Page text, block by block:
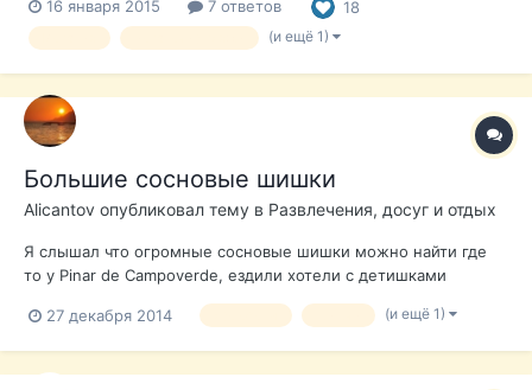
16 января 2015 7 ответов 18
(и ещё 1)
Большие сосновые шишки
Alicantov опубликовал тему в Развлечения, досуг и отдых
Я слышал что огромные сосновые шишки можно найти где
то у Pinar de Campoverde, ездили хотели с детишками
можно найти в районе Торревьехи, Ориуэлы Косты?
27 декабря 2014 (и ещё 1)